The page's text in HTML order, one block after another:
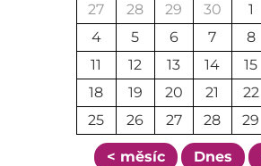
27
28 29 30 1
4
5 6 7 8
11
12 13 14 15
18
19 20 21 22
25
26 27 28 29
< měsíc Dnes